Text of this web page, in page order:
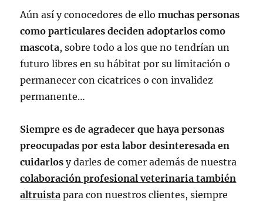
Aún así y conocedores de ellomuchas personas
como particulares deciden adoptarlos como
mascota, sobre todo a los que no tendrían un
futuro libres en su hábitat por su limitación o
permanecer con cicatrices o con invalidez
permanente…
Siempre es de agradecer que haya personas
preocupadas por esta labor desinteresada en
cuidarlos y darles de comer además de nuestra
colaboración profesional veterinaria también
altruista para con nuestros clientes, siempre